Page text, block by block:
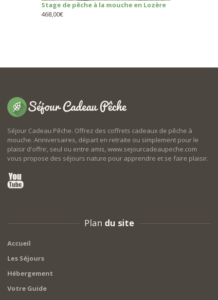
Stage de pêche à la mouche en Lozère
468,00€
Séjour Cadeau Pêche. Offrez des coffrets cadeaux de pêche à
mouche. Anniversaires, départ en retraite ou simplement pour le
plaisir d'offrir, seul ou entre amis, www.sejourcadeaupeche.com
vous propose des séjours nature pour apprendre et se faire plaisir.
Plan du site
Accueil
Les Séjours
Hébergement
Votre Guide